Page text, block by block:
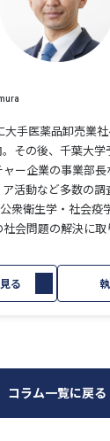
大手医薬品卸売業
その後、千葉大
ー企業の事業部
活動など多数の調
衆衛生学・社会疫
会問題の解決に取
る
コラム一覧に戻る